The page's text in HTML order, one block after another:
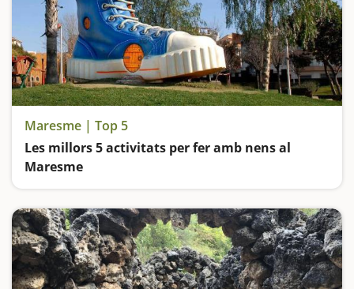
Maresme | Top 5
Les millors 5 activitats per fer amb nens al
Maresme